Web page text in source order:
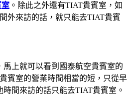
。除此之外還有TIAT貴賓室，如
外來訪的話，就只能去TIAT貴賓
馬上就可以看到國泰航空貴賓室的
賓室的營業時間相當的短，只從早
時間來訪的話只能去TIAT貴賓室。